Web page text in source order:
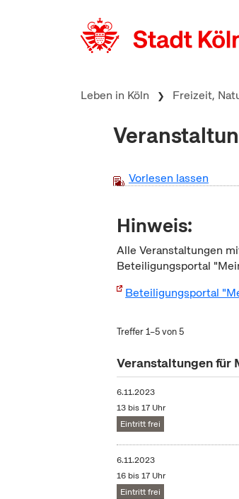
Leben in Köln Freizeit,
Vorlesen lassen
Hinweis:
Alle Veranstaltungen
Beteiligungsportal
Beteiligungsportal
Treffer 1–5 von 5
Veranstaltungen für
6.11.2023
13 bis 17 Uhr
Eintritt frei
6.11.2023
16 bis 17 Uhr
Eintritt frei